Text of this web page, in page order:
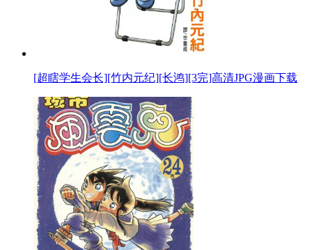
[超瞎学生会长][竹内元纪][长鸿][3完]高清JPG漫画下载